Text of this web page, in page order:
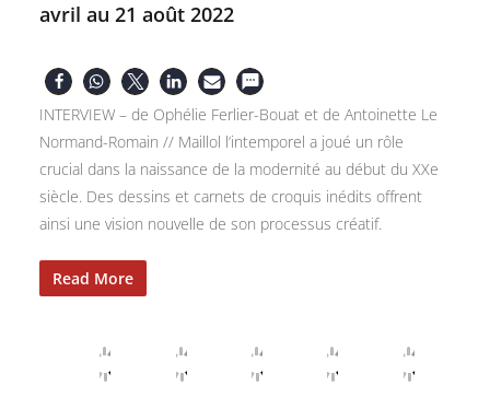
avril au 21 août 2022
INTERVIEW – de Ophélie Ferlier-Bouat et de Antoinette Le
Normand-Romain // Maillol l’intemporel a joué un rôle
crucial dans la naissance de la modernité au début du XXe
siècle. Des dessins et carnets de croquis inédits offrent
ainsi une vision nouvelle de son processus créatif.
Read More